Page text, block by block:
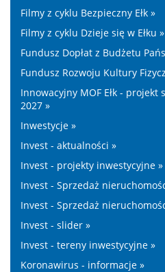
Filmy z cyklu Bezpieczny Ełk »
Filmy z cyklu Dzieje się w Ełku »
Fundusz Dopłat z Budżetu
Fundusz Rozwoju Kultury
Innowacyjny MOF Ełk - projekt
2027 »
Inwestycje »
Invest - aktualności »
Invest - projekty inwestycyjne »
Invest - Sprzedaż
Invest - Sprzedaż
Invest - slider »
Invest - tereny inwestycyjne »
Koronawirus - informacje »